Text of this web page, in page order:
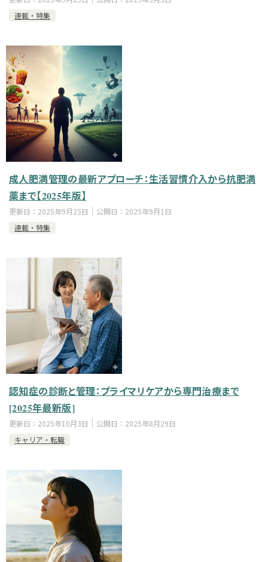
連載・特集
成人肥満管理の最新アプローチ：生活習慣介入から抗肥満
薬まで【2025年版】
更新日： 2025年9月25日 公開日： 2025年9月1日
連載・特集
認知症の診断と管理：プライマリケアから専門治療まで
[2025年最新版]
更新日： 2025年10月3日 公開日： 2025年8月29日
キャリア・転職